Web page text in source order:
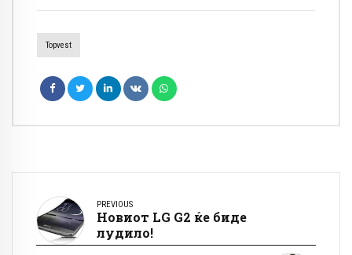
Topvest
PREVIOUS
Новиот LG G2 ќе биде
лудило!